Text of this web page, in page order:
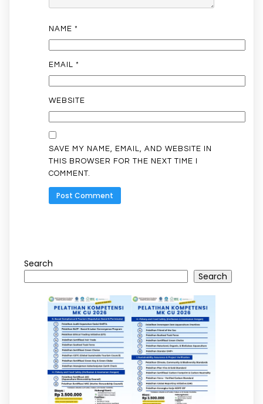
NAME *
EMAIL *
WEBSITE
SAVE MY NAME, EMAIL, AND WEBSITE IN
THIS BROWSER FOR THE NEXT TIME I
COMMENT.
Search
Search